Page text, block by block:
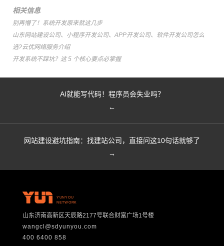
相关信息
别再懵了！系统开发原来就这几步
山东网站建设公司、小程序开发公司、APP开发公司、软件开发公司怎么
选?云优网络服务介绍
开发系统不踩坑？这 5 个核心要点必掌握
AI就能写代码！程序员会失业吗？
←
网站建设避坑指南：找建站公司，直接问这10句话就够了
→
YUNYOU
NETWORK
山东济南高新区天辰路2177号联合财富广场1号楼
wangcl@sdyunyou.com
400 6400 858